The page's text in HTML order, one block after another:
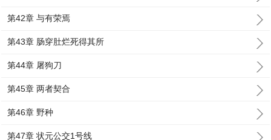
第42章 与有荣焉
第43章 肠穿肚烂死得其所
第44章 屠狗刀
第45章 两者契合
第46章 野种
第47章 状元公交1号线